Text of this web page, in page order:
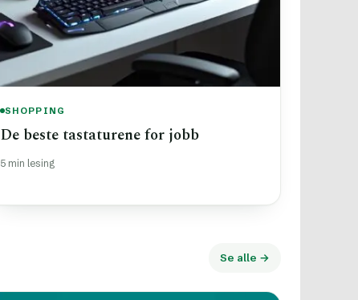
SHOPPING
De beste tastaturene for jobb
5 min lesing
Se alle →